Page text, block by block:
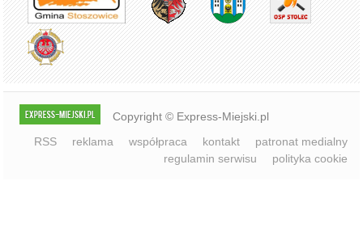
Copyright © Express-Miejski.pl
RSS
reklama współpraca kontakt
patronat medialny
regulamin serwisu
polityka cookie